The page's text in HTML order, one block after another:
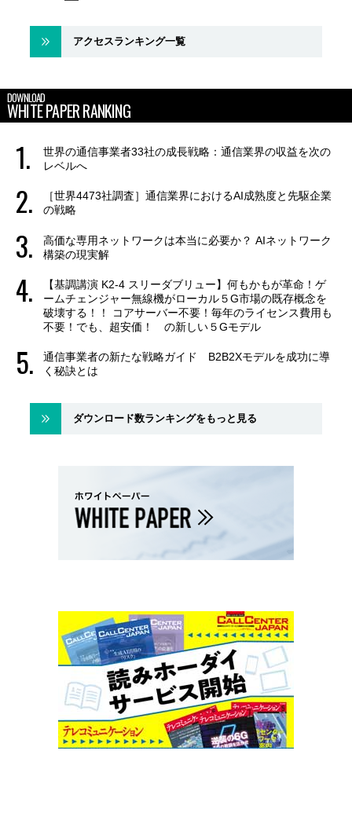
アクセスランキング一覧
DOWNLOAD
WHITE PAPER RANKING
世界の通信事業者33社の成長戦略：通信業界の収益を次の
レベルへ
［世界4473社調査］通信業界におけるAI成熟度と先駆企業
の戦略
高価な専用ネットワークは本当に必要か？ AIネットワーク
構築の現実解
【基調講演 K2-4 スリーダブリュー】何もかもが革命！ゲ
ームチェンジャー無線機がローカル５G市場の既存概念を
破壊する！！ コアサーバー不要！毎年のライセンス費用も
不要！でも、超安価！ の新しい５Gモデル
通信事業者の新たな戦略ガイド B2B2Xモデルを成功に導
く秘訣とは
ダウンロード数ランキングをもっと見る